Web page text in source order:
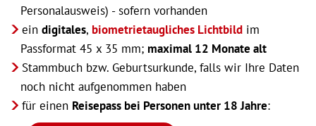
Personalausweis) - sofern vorhanden
ein digitales, biometrietaugliches Lichtbildim
Passformat 45 x 35 mm; maximal 12 Monate alt
Stammbuch bzw. Geburtsurkunde, falls wir Ihre Daten
noch nicht aufgenommen haben
für einen Reisepass bei Personen unter 18 Jahre: